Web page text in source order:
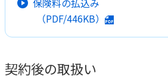
保険料の払込み
（PDF/446KB）
契約後の取扱い